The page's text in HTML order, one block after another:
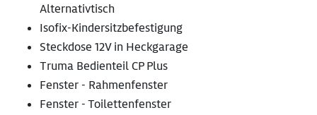
Alternativtisch
Isofix-Kindersitzbefestigung
Steckdose 12V in Heckgarage
Truma Bedienteil CP Plus
Fenster - Rahmenfenster
Fenster - Toilettenfenster